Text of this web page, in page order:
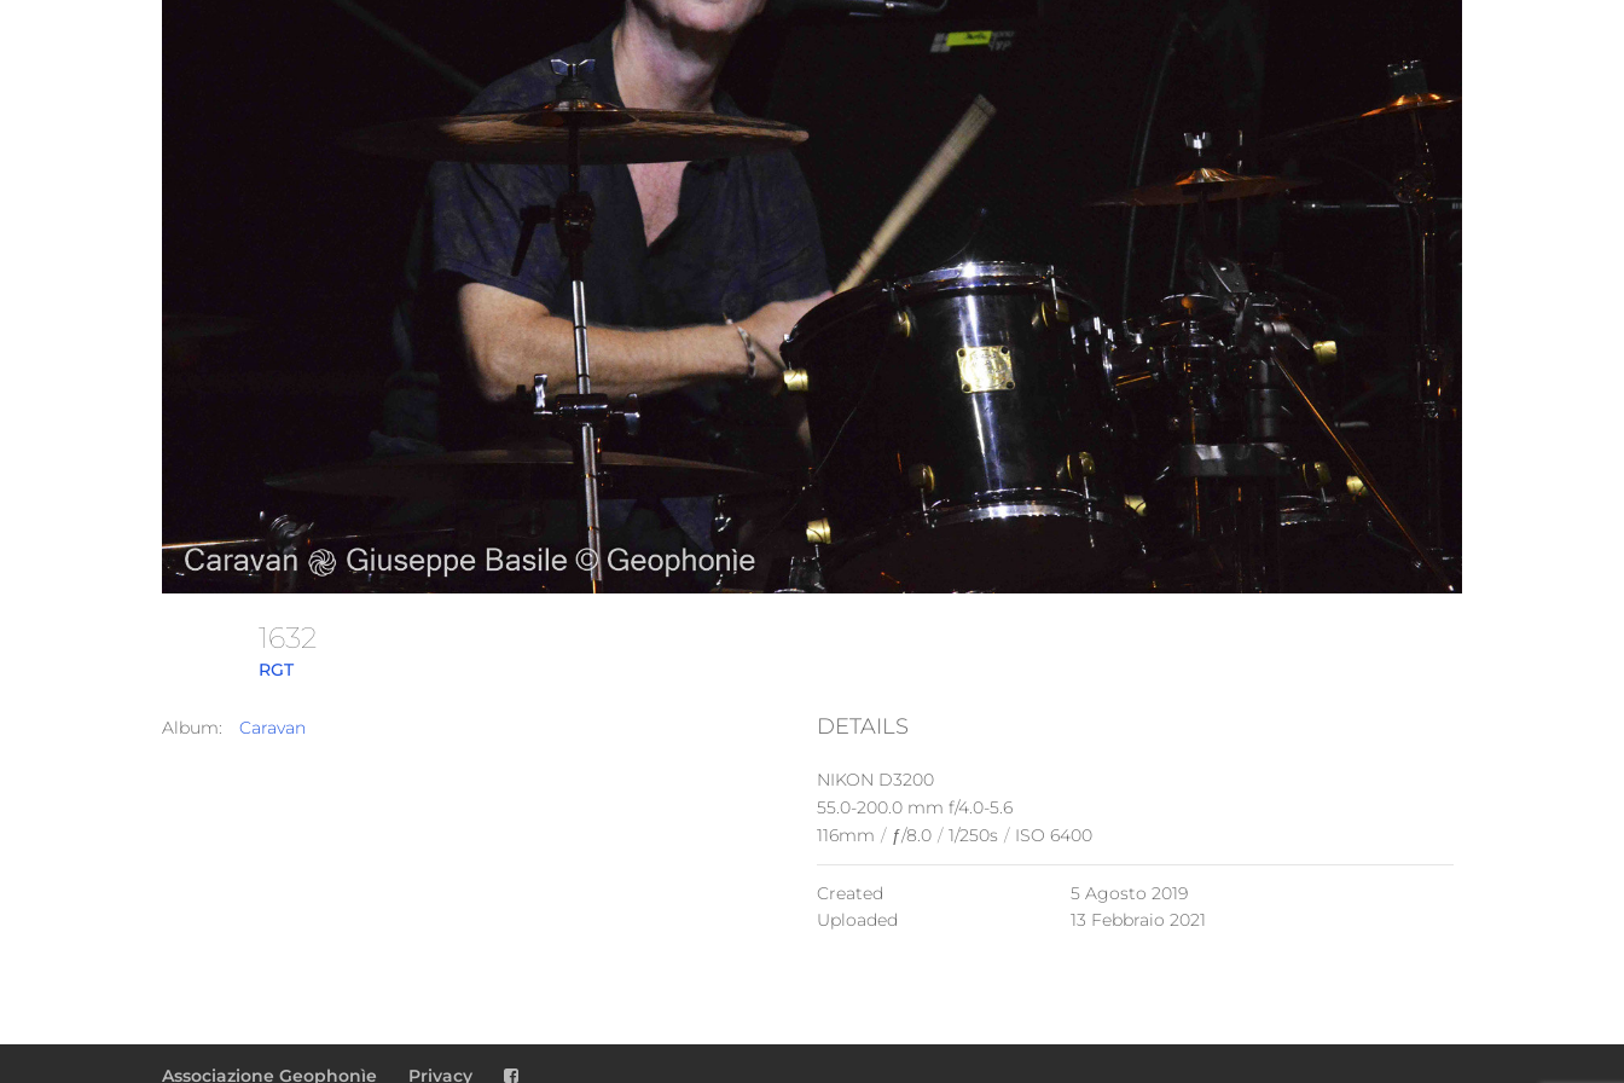
1632
RGT
Album: Caravan DETAILS
NIKON D3200
55.0-200.0 mm f/4.0-5.6
116mm / ƒ/8.0 / 1/250s / ISO 6400
Created
5 Agosto 2019
Uploaded
13 Febbraio 2021
Associazione Geophonìe Privacy